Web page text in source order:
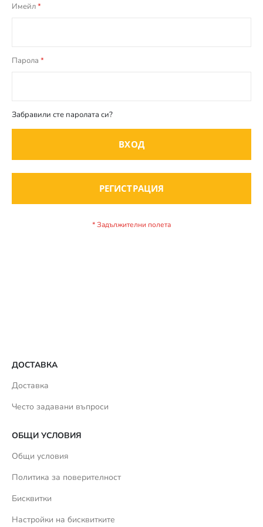
Имейл
Парола
Забравили сте паролата си?
ВХОД
РЕГИСТРАЦИЯ
ДОСТАВКА
Доставка
Често задавани въпроси
ОБЩИ УСЛОВИЯ
Общи условия
Политика за поверителност
Бисквитки
Настройки на бисквитките